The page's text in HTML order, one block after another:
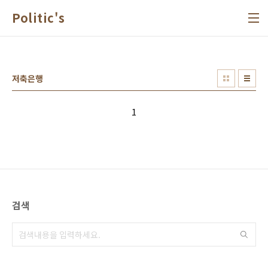
Politic's
저축은행
1
검색